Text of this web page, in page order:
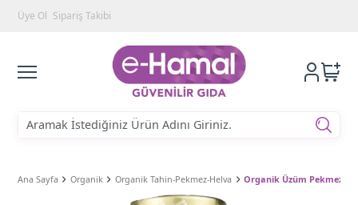
Üye Ol Sipariş Takibi
Ana Sayfa Organik Organik Tahin-Pekmez-Helva Organik Üzüm Pekmezi